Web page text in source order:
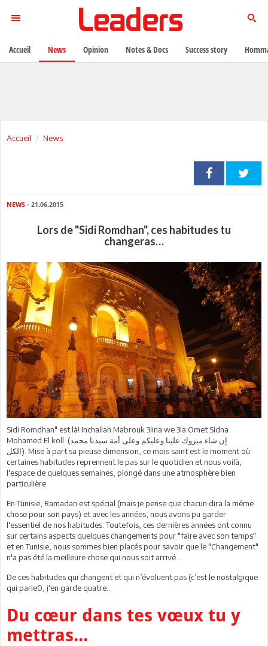
Accueil News
NEWS - 21.06.2015
Lors de "Sidi Romdhan", ces habitudes tu
changeras…
Sidi Romdhan" est là! Inchallah Mabrouk 3lina we 3la Omet Sidna
Mohamed El koll. (
إن شاء مبروك علينا وعليكم وعلى أمة سيدنا محمد
الكل). Mise à part sa pieuse dimension, ce mois saint est le moment où
certaines habitudes reprennent le pas sur le quotidien et nous voilà,
l'espace de quelques semaines, plongé dans une atmosphère bien
particulière.
En Tunisie, Ramadan est spécial (mais je pense que chacun dira la même
chose pour son pays) et avec les années, nous avons pu garder
l'essentiel de nos habitudes. Toutefois, ces dernières années ont connu
sur certains aspects quelques changements pour "faire avec son temps"
et en Tunisie, nous sommes bien placés pour savoir que le "Changement"
n'a pas été la meilleure chose qui nous soit arrivé...
De ces habitudes qui changent et qui n’évoluent pas (c’est le nostalgique
qui parle0, j'en garde quatre...
Du cœur dans tes vœux tu y
mettras...
Accueil News Opinion Notes & Docs Success story